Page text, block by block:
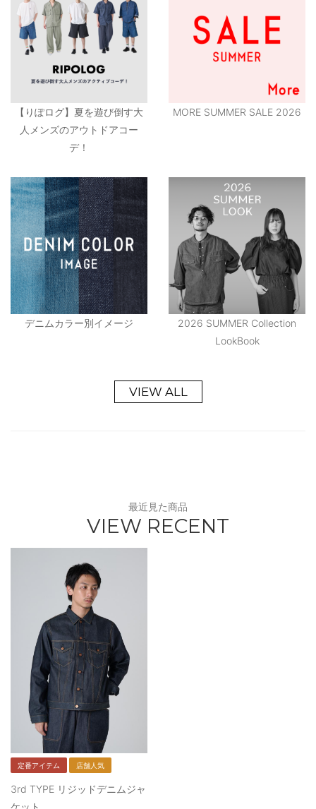
【りぽログ】夏を遊び倒す大
人メンズのアウトドアコー
デ！
MORE SUMMER SALE 2026
デニムカラー別イメージ
2026 SUMMER Collection
LookBook
VIEW ALL
最近見た商品
VIEW RECENT
定番アイテム 店舗人気
3rd TYPE リジッドデニムジャ